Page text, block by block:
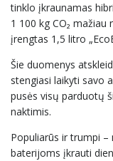
tinklo įkraunamas
1 100 kg CO₂
įrengtas 1,5 litro
Šie duomenys
stengiasi laikyti savo
pusės visų parduotų
naktimis.
Populiarūs ir trumpi
baterijoms įkrauti